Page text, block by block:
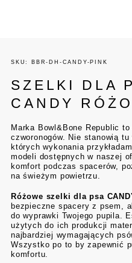
SKU: BBR-DH-CANDY-PINK
SZELKI DLA
CANDY
Marka Bowl&Bone Republic
czworonogów. Nie stanowią
których wykonania
modeli dostępnych w naszej
komfort podczas spacerów,
na świeżym powietrzu.
Różowe szelki dla psa
bezpieczne spacery z psem,
do wyprawki Twojego pupila.
użytych do ich produkcji
najbardziej wymagających
Wszystko po to by zapewnić
komfortu.